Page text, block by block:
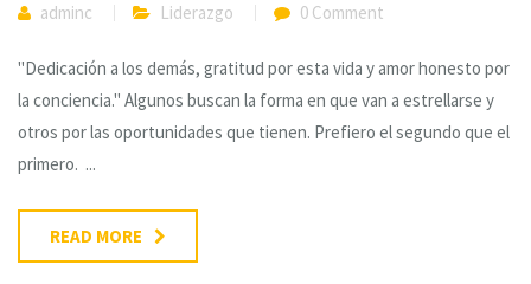
adminc Liderazgo 0 Comment
"Dedicación a los demás, gratitud por esta vida y amor honesto por
la conciencia." Algunos buscan la forma en que van a estrellarse y
otros por las oportunidades que tienen. Prefiero el segundo que el
primero. ...
READ MORE